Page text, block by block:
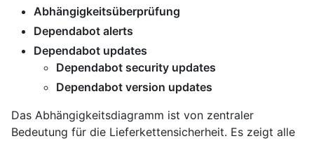
Abhängigkeitsüberprüfung
Dependabot alerts
Dependabot updates
Dependabot security updates
Dependabot version updates
Das Abhängigkeitsdiagramm ist von zentraler
Bedeutung für die Lieferkettensicherheit. Es zeigt alle